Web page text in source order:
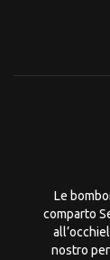
Le
comparto
nostro